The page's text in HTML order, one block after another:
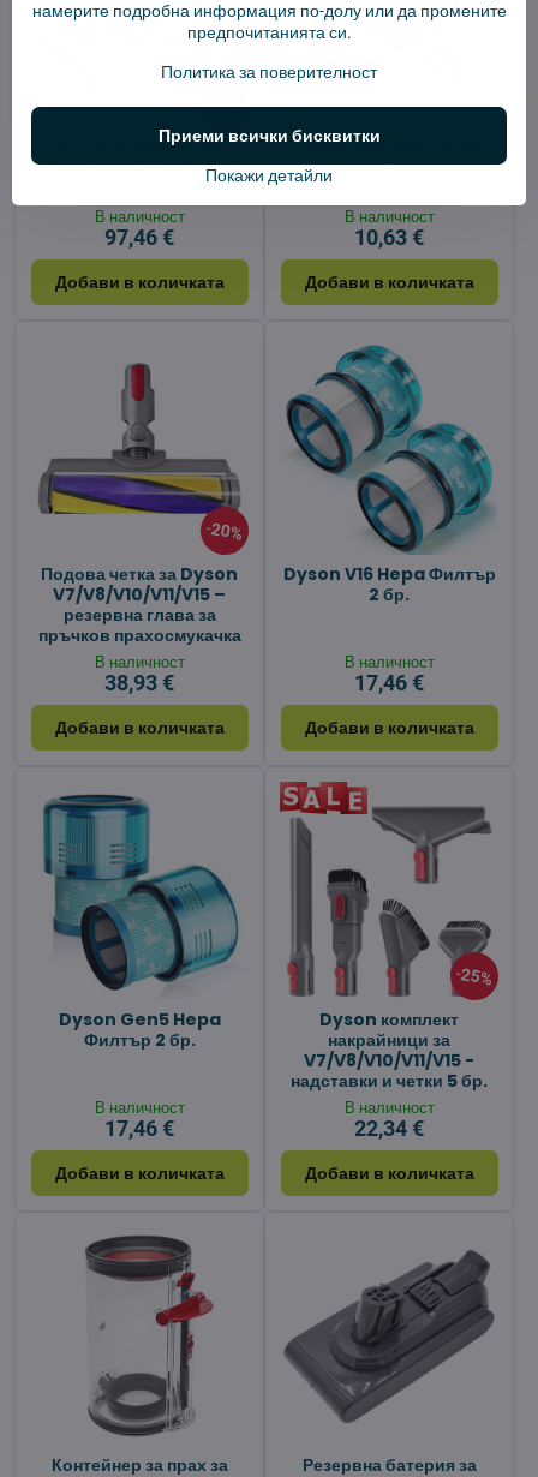
4%
Батерия 4000 mAh
25,2V за Dyson V11 и V15
В наличност
97,46 €
Добави в количката
Dyson Scratch-free
четка
V7/V8/V10/V11/V12/V15
В наличност
10,63 €
Добави в количката
20%
Подова четка за Dyson
V7/V8/V10/V11/V15 –
резервна глава за
пръчков прахосмукачка
В наличност
38,93 €
Добави в количката
Dyson V16 Hepa Филтър
2 бр.
В наличност
17,46 €
Добави в количката
Dyson Gen5 Hepa
Филтър 2 бр.
В наличност
17,46 €
Добави в количката
25%
Dyson комплект
накрайници за
V7/V8/V10/V11/V15 -
надставки и четки 5 бр.
В наличност
22,34 €
Добави в количката
Контейнер за прах за
Резервна батерия за
намерите подробна информация по-долу или да промените
предпочитанията си.
Политика за поверителност
Покажи детайли
Приеми всички бисквитки